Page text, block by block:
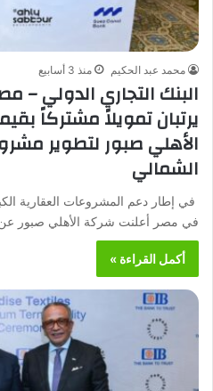
محمد عبد الحكيم منذ 3 أسابيع
البنك التجاري الدولي
الشمالي
في إطار دعم المشروعات العقارية
في مصر أعلنت شركة الأهلي صبور عن
أكمل القراءة »